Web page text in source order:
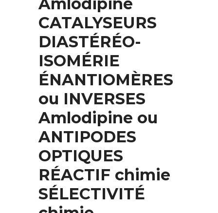
CATALYSEURS
DIASTÉRÉO-
ISOMÉRIE
ÉNANTIOMÈRES
ou INVERSES
Amlodipine ou
ANTIPODES
OPTIQUES
RÉACTIF chimie
SÉLECTIVITÉ